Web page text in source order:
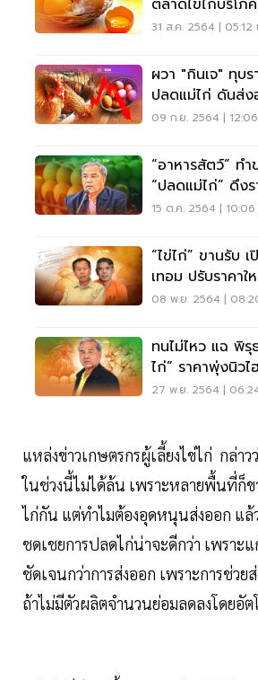
ตลาดไข่ไก่บริโภค
31 ส.ค. 2564 | 05:12
ผวา "กินเจ" ทุบ
ปลดแม่ไก่ ดันส่ง
09 ก.ย. 2564 |
“อาหารสัตว์” ท
“ปลดแม่ไก่” ดึง
15 ต.ค. 2564 | 10:06
“ไข่ไก่” ขานรับ เ
เทอม ปรับราคาใหม่ 2.80 บ
ฟอง
08 พ.ย. 2564 |
ทนไม่ไหว แฉ พิ
ไก่” ราคาพุ่งนิว
27 พ.ย. 2564 |
แหล่งข่าวเกษตรกรผู้เลี้ยงไข่ไก่ กล่า
ในช่วงนี้ไม่ได้ล้น เพราะหลายพื้นที่ก็ข
ไก่กัน แต่ทำไมต้องอุดหนุนส่งออก แล้
ชดเชยการปลดไก่น่าจะดีกว่า เพรา
ชัดเจนกว่าการส่งออก เพราะการช่วย
ถ้าไม่มีตัวผลิตจำนวนย่อมลดลงโดยอั